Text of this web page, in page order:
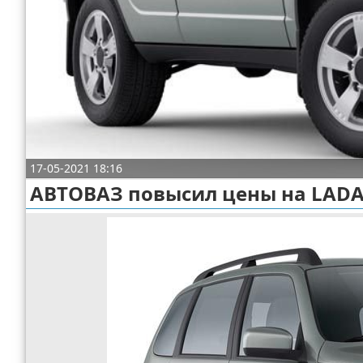
Экономика
Отказ от ответственности
17-05-2021 18:16
АВТОВАЗ повысил цены на